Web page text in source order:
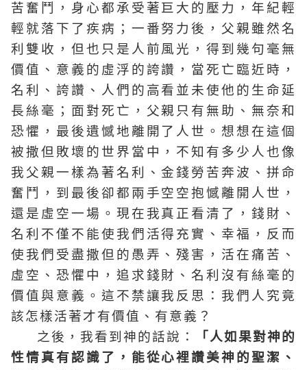
苦奮鬥，身心都承受著巨大的壓力，年紀輕
輕就落下了疾病；一番努力後，父親雖然名
利雙收，但也只是人前風光，得到幾句毫無
價值、意義的虛浮的誇讚，當死亡臨近時，
名利、誇讚、人們的高看並未使他的生命延
長絲毫；面對死亡，父親只有無助、無奈和
恐懼，最後遺憾地離開了人世。想想在這個
被撒但敗壞的世界當中，不知有多少人也像
我父親一樣為著名利、金錢勞苦奔波、拼命
奮鬥，到最後卻都兩手空空抱憾離開人世，
還是虛空一場。現在我真正看清了，錢財、
名利不僅不能使我們活得充實、幸福，反而
使我們受盡撒但的愚弄、殘害，活在痛苦、
虛空、恐懼中，追求錢財、名利沒有絲毫的
價值與意義。這不禁讓我反思：我們人究竟
該怎樣活著才有價值、有意義？
之後，我看到神的話說：
「人如果對神的
性情真有認識了，能從心裡讚美神的聖潔、